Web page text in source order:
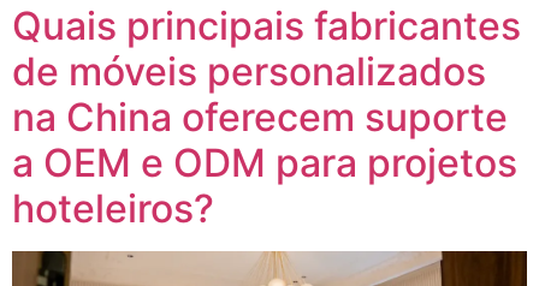
Quais principais fabricantes
de móveis personalizados
na China oferecem suporte
a OEM e ODM para projetos
hoteleiros?